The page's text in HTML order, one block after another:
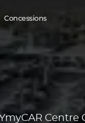
Concessions
Centre